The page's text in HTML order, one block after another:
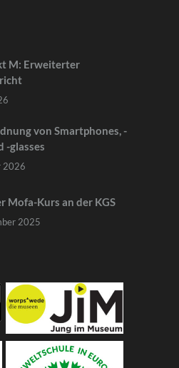
M: Erweiterter
von Smartphones, -
-glasses
2026
Mofa-Kurs an der KGS
2025